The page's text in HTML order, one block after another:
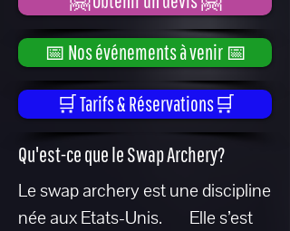
📅 Nos événements à venir 📅
🛒 Tarifs & Réservations🛒
Qu'est-ce que le Swap Archery?
Le swap archery est une discipline
née aux Etats-Unis. Elle s’est